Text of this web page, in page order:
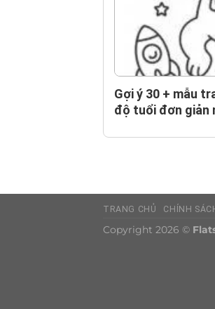
Gợi ý 30 + mẫu
độ tuổi đơn giản
TRANG CHỦ CHÍNH
Copyright 2026 ©